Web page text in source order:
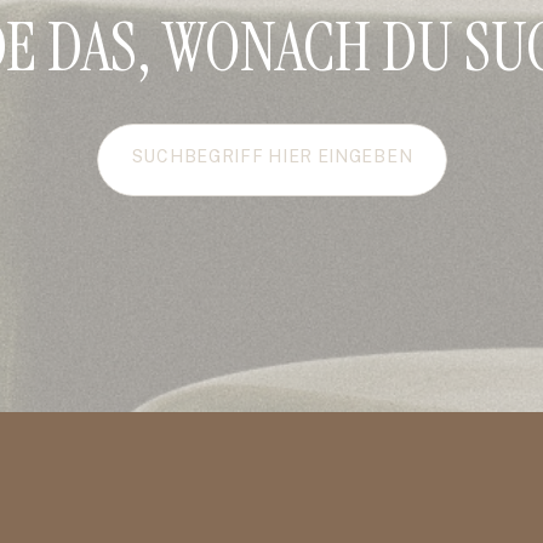
DAS, WONACH DU
Search
for: